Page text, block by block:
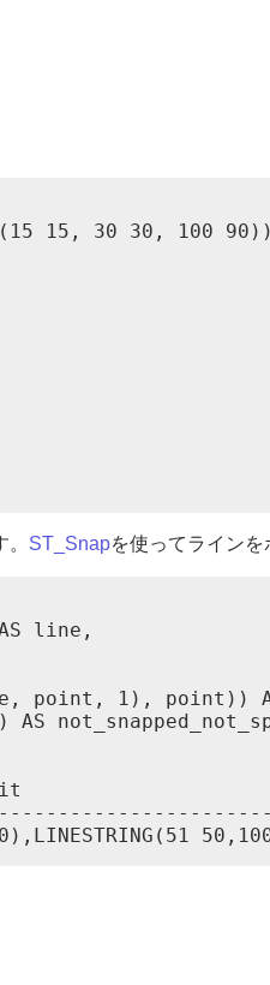
15, 30 30, 100
ST_Snapを使ってラインを
line,
point, 1), point))
AS